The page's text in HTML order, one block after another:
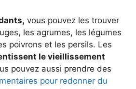
vous pouvez les trouver
les agrumes, les légumes
poivrons et les persils. Les
le vieillissement
pouvez aussi prendre des
pour redonner du